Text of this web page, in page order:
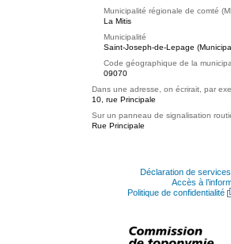
Municipalité régionale de comté
La Mitis
Municipalité
Saint-Joseph-de-Lepage
Code géographique de la
09070
Dans une adresse, on écrirait, par
10, rue Principale
Sur un panneau de signalisation
Rue Principale
Déclaration de
Accès à
Politique de confidentialité